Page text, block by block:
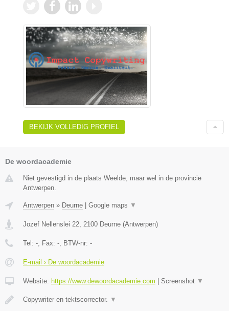
BEKIJK VOLLEDIG PROFIEL
De woordacademie
Niet gevestigd in de plaats Weelde, maar wel in de provincie
Antwerpen.
Antwerpen » Deurne | Google maps ▼
Jozef Nellenslei 22 2100 Deurne (Antwerpen)
Tel: - , Fax: - , BTW-nr: -
E-mail › De woordacademie
Website: https://www.dewoordacademie.com | Screenshot ▼
Copywriter en tektscorrector. ▼